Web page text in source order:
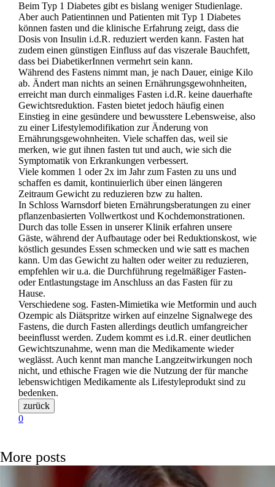
Beim Typ 1 Diabetes gibt es bislang weniger Studienlage.
Aber auch Patientinnen und Patienten mit Typ 1 Diabetes
können fasten und die klinische Erfahrung zeigt, dass die
Dosis von Insulin i.d.R. reduziert werden kann. Fasten hat
zudem einen günstigen Einfluss auf das viszerale Bauchfett,
dass bei DiabetikerInnen vermehrt sein kann.
Während des Fastens nimmt man, je nach Dauer, einige Kilo
ab. Ändert man nichts an seinen Ernährungsgewohnheiten,
erreicht man durch einmaliges Fasten i.d.R. keine dauerhafte
Gewichtsreduktion. Fasten bietet jedoch häufig einen
Einstieg in eine gesündere und bewusstere Lebensweise, also
zu einer Lifestylemodifikation zur Änderung von
Ernährungsgewohnheiten. Viele schaffen das, weil sie
merken, wie gut ihnen fasten tut und auch, wie sich die
Symptomatik von Erkrankungen verbessert.
Viele kommen 1 oder 2x im Jahr zum Fasten zu uns und
schaffen es damit, kontinuierlich über einen längeren
Zeitraum Gewicht zu reduzieren bzw zu halten.
In Schloss Warnsdorf bieten Ernährungsberatungen zu einer
pflanzenbasierten Vollwertkost und Kochdemonstrationen.
Durch das tolle Essen in unserer Klinik erfahren unsere
Gäste, während der Aufbautage oder bei Reduktionskost, wie
köstlich gesundes Essen schmecken und wie satt es machen
kann. Um das Gewicht zu halten oder weiter zu reduzieren,
empfehlen wir u.a. die Durchführung regelmäßiger Fasten-
oder Entlastungstage im Anschluss an das Fasten für zu
Hause.
Verschiedene sog. Fasten-Mimietika wie Metformin und auch
Ozempic als Diätspritze wirken auf einzelne Signalwege des
Fastens, die durch Fasten allerdings deutlich umfangreicher
beeinflusst werden. Zudem kommt es i.d.R. einer deutlichen
Gewichtszunahme, wenn man die Medikamente wieder
weglässt. Auch kennt man manche Langzeitwirkungen noch
nicht, und ethische Fragen wie die Nutzung der für manche
lebenswichtigen Medikamente als Lifestyleprodukt sind zu
bedenken.
0
More posts